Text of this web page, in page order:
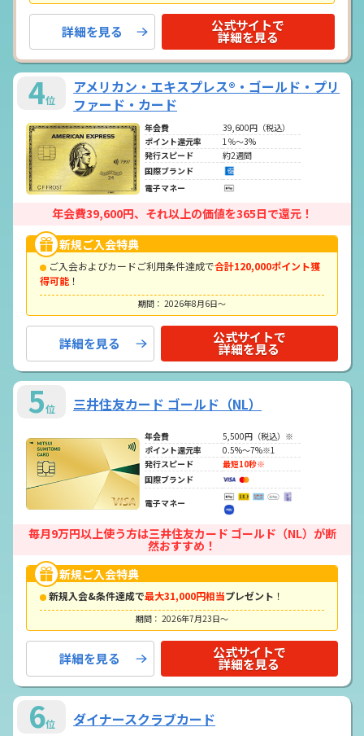
詳細を見る 公式サイトで
詳細を見る
4位
アメリカン・エキスプレス®・ゴールド・プリ
ファード・カード
年会費
39,600円（税込）
ポイント還元率
1％～3%
発行スピード
約2週間
国際ブランド
電子マネー
年会費39,600円、それ以上の価値を365日で還元！
新規ご入会特典
ご入会およびカードご利用条件達成で合計120,000ポイント獲
得可能 ！
期間： 2026年8月6日～
詳細を見る 公式サイトで
詳細を見る
5位 三井住友カード ゴールド（NL）
年会費
5,500円（税込）※
ポイント還元率
0.5%～7%※1
発行スピード
最短10秒※
国際ブランド
電子マネー
毎月9万円以上使う方は三井住友カード ゴールド（NL）が断
然おすすめ！
新規ご入会特典
新規入会&条件達成で最大31,000円相当プレゼント ！
期間： 2026年7月23日～
詳細を見る 公式サイトで
詳細を見る
6位 ダイナースクラブカード